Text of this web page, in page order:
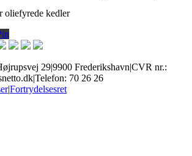
oliefyrede kedler
29|9900 Frederikshavn|CVR nr.:
|Telefon: 70 26 26
|Fortrydelsesret